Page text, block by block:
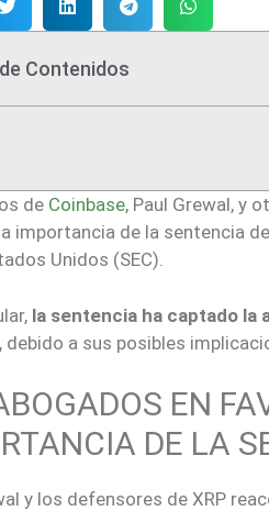
Contenidos
de Coinbase, Paul Grewal, y
importancia de la sentencia
Unidos (SEC).
la sentencia ha captado la
debido a sus posibles
EN
DE LA
y los defensores de XRP